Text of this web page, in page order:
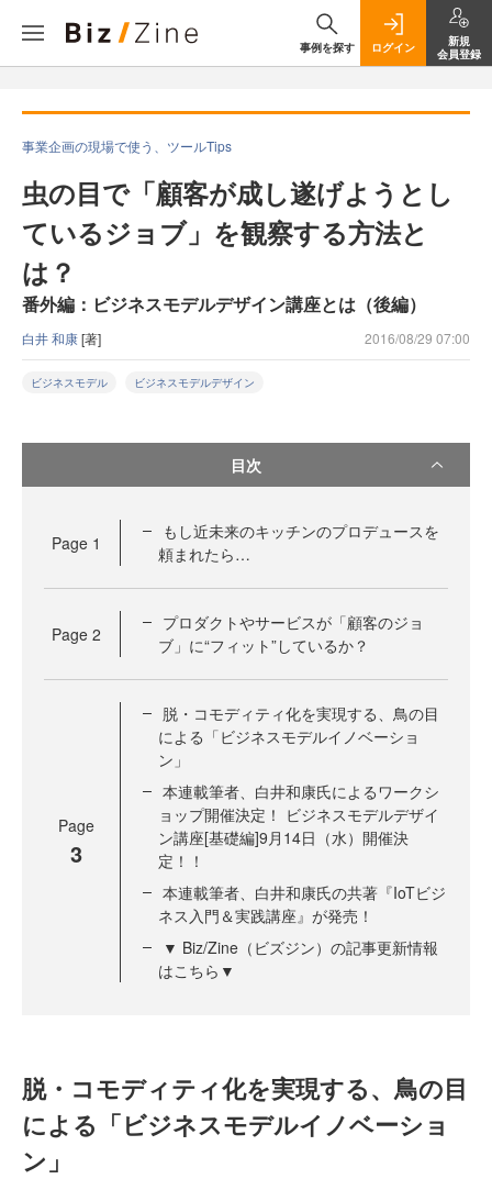
事例を探す ログイン
新規
会員登録
事業企画の現場で使う、ツールTips
虫の目で「顧客が成し遂げようとし
ているジョブ」を観察する方法と
は？
番外編：ビジネスモデルデザイン講座とは（後編）
白井 和康[著] 2016/08/29 07:00
ビジネスモデル ビジネスモデルデザイン
目次
Page 1
もし近未来のキッチンのプロデュースを
頼まれたら…
Page 2
プロダクトやサービスが「顧客のジョ
ブ」に“フィット”しているか？
Page
3
脱・コモディティ化を実現する、鳥の目
による「ビジネスモデルイノベーショ
ン」
本連載筆者、白井和康氏によるワークシ
ョップ開催決定！ ビジネスモデルデザイ
ン講座[基礎編]9月14日（水）開催決
定！！
本連載筆者、白井和康氏の共著『IoTビジ
ネス入門＆実践講座』が発売！
▼ Biz/Zine（ビズジン）の記事更新情報
はこちら▼
脱・コモディティ化を実現する、鳥の目
による「ビジネスモデルイノベーショ
ン」